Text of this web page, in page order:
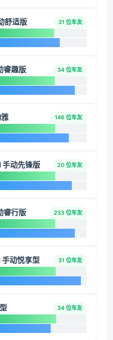
舒适版 31 位车友
睿趣版 34 位车友
146 位车友
动先锋版 20 位车友
睿行版 233 位车友
动悦享型 31 位车友
34 位车友